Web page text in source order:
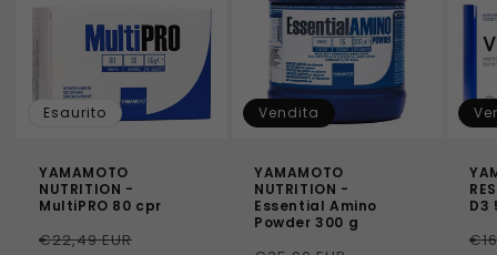
Esaurito
YAMAMOTO
NUTRITION -
MultiPRO 80 cpr
Prezzo
€22,49 EUR
Vendita
YAMAMOTO
NUTRITION -
Essential Amino
Powder 300 g
D3